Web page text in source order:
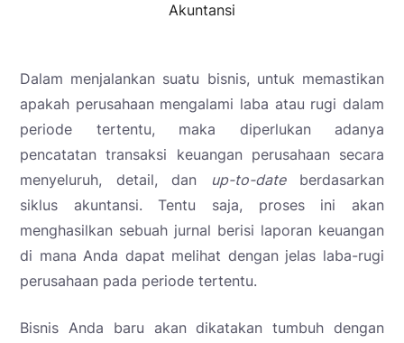
Akuntansi
Dalam menjalankan suatu bisnis, untuk memastikan
apakah perusahaan mengalami laba atau rugi dalam
periode tertentu, maka diperlukan adanya
pencatatan transaksi keuangan perusahaan secara
menyeluruh, detail, dan
up-to-dateberdasarkan
siklus akuntansi. Tentu saja, proses ini akan
menghasilkan sebuah jurnal berisi laporan keuangan
di mana Anda dapat melihat dengan jelas laba-rugi
perusahaan pada periode tertentu.
Bisnis Anda baru akan dikatakan tumbuh dengan